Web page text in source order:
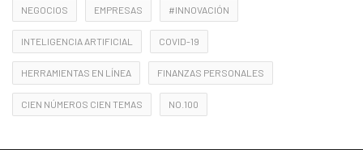
NEGOCIOS EMPRESAS #INNOVACIÓN
INTELIGENCIA ARTIFICIAL COVID-19
HERRAMIENTAS EN LÍNEA FINANZAS PERSONALES
CIEN NÚMEROS CIEN TEMAS NO.100